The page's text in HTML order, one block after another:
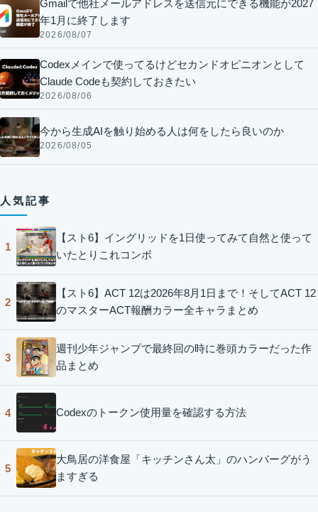
Gmailで他社メールアドレスを送信元にできる機能が2027
年1月に終了します
2026/08/07
Codexメインで使ってるけどセカンドオピニオンとして
Claude Codeも契約しておきたい
2026/08/06
今から生成AIを触り始める人は何をしたら良いのか
2026/08/05
人気記事
1
【スト6】イングリッドを1日使ってみて自然と使って
いたとりこれコンボ
2
【スト6】ACT 12は2026年8月1日まで！そしてACT 12
のマスターACT報酬カラー全キャラまとめ
3
週刊少年ジャンプで最終回の時に巻頭カラーだった作
品まとめ
4 Codexのトークン使用量を確認する方法
5
大鳥居の洋食屋「キッチンさん太」のハンバーグがう
ますぎる